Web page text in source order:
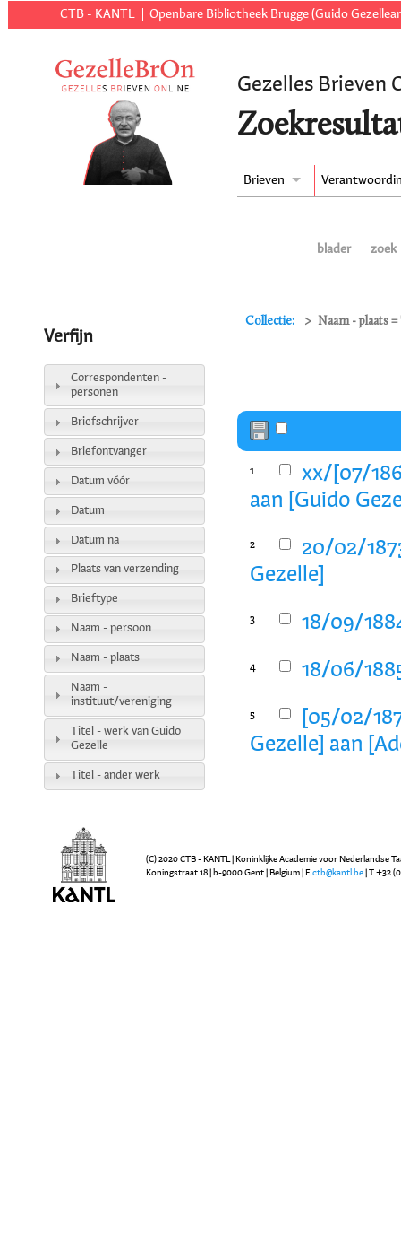
CTB - KANTL Openbare Bibliotheek Brugge (Guido
Gezelles Brieven
Brieven
blader zoek
Collectie: Naam - plaats
1
xx/[07/
aan [Guido
2
20/02/
Gezelle]
3 18/09/
4 18/06/
5
[05/02/
Gezelle] aan
Verfijn
Correspondenten -
personen
Briefschrijver
Briefontvanger
Datum vóór
Datum
Datum na
Plaats van verzending
Brieftype
Naam - persoon
Naam - plaats
Naam -
instituut/vereniging
Titel - werk van Guido
Gezelle
Titel - ander werk
(C) 2020 CTB - KANTL | Koninklijke Academie voor Nederlandse
Koningstraat 18 | b-9000 Gent | Belgium | E ctb@kantl.be | T +32